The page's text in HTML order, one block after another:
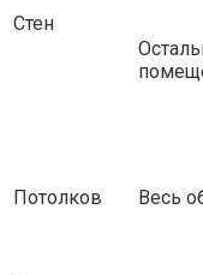
Стен
Потолков Весь